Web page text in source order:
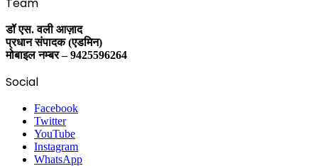
डॉ एस. वली आज़ाद
प्रधान संपादक (एडमिन)
मोबाइल नम्बर – 9425596264
Social
Facebook
Twitter
YouTube
Instagram
WhatsApp